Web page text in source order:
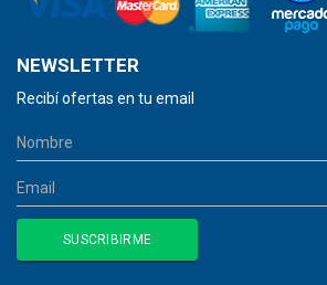
NEWSLETTER
Recibí ofertas en tu email